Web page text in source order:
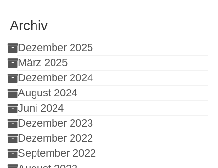
Archiv
Dezember 2025
März 2025
Dezember 2024
August 2024
Juni 2024
Dezember 2023
Dezember 2022
September 2022